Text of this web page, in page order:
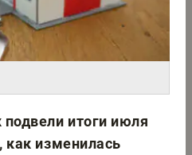
итоги июля
как изменилась